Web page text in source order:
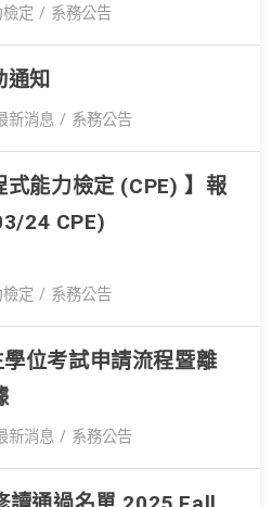
定 / 系務公告
知
新消息 / 系務公告
式能力檢定 (CPE) 】報
24 CPE)
定 / 系務公告
位考試申請流程暨離
新消息 / 系務公告